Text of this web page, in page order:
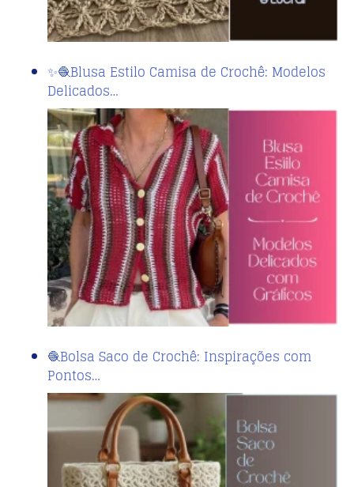
✨🧶Blusa Estilo Camisa de Crochê: Modelos
Delicados…
🧶Bolsa Saco de Crochê: Inspirações com
Pontos…